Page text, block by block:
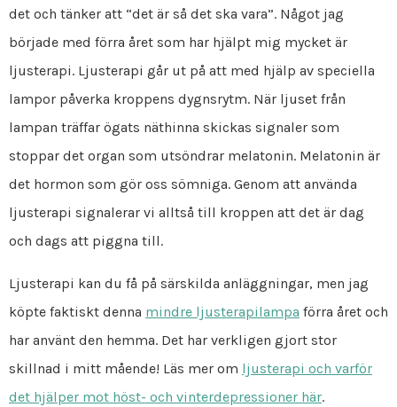
det och tänker att “det är så det ska vara”. Något jag
började med förra året som har hjälpt mig mycket är
ljusterapi. Ljusterapi går ut på att med hjälp av speciella
lampor påverka kroppens dygnsrytm. När ljuset från
lampan träffar ögats näthinna skickas signaler som
stoppar det organ som utsöndrar melatonin. Melatonin är
det hormon som gör oss sömniga. Genom att använda
ljusterapi signalerar vi alltså till kroppen att det är dag
och dags att piggna till.
Ljusterapi kan du få på särskilda anläggningar, men jag
köpte faktiskt denna mindre ljusterapilampa förra året och
har använt den hemma. Det har verkligen gjort stor
skillnad i mitt mående! Läs mer om ljusterapi och varför
det hjälper mot höst- och vinterdepressioner här.